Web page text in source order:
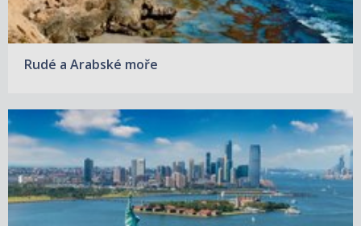
Rudé a Arabské moře